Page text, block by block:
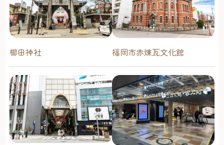
櫛田神社 福岡市赤煉瓦文化館